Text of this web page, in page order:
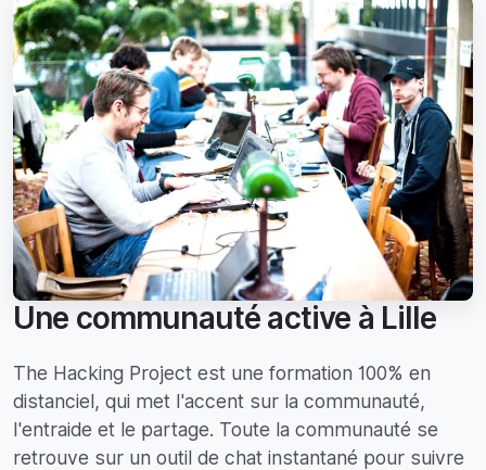
Une communauté active à Lille
The Hacking Project est une formation 100% en
distanciel, qui met l'accent sur la communauté,
l'entraide et le partage. Toute la communauté se
retrouve sur un outil de chat instantané pour suivre